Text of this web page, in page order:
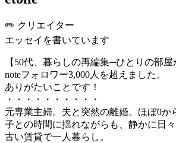
✏️ クリエイター
エッセイを書いています
【50代、暮らしの再編集─ひとりの部屋
noteフォロワー3,000人を超えました。
ありがたいことです！
・・・・・・・・・・
元専業主婦。夫と突然の離婚。ほぼ0か
子との時間に揺れながらも、静かに日々
古い賃貸で一人暮らし。